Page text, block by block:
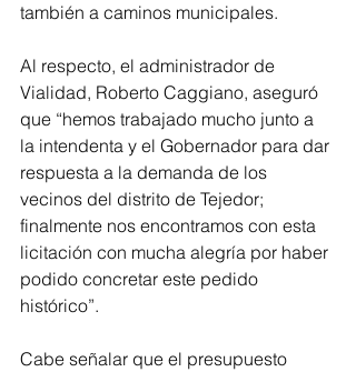
también a caminos municipales.
Al respecto, el administrador de
Vialidad, Roberto Caggiano, aseguró
que “hemos trabajado mucho junto a
la intendenta y el Gobernador para dar
respuesta a la demanda de los
vecinos del distrito de Tejedor;
finalmente nos encontramos con esta
licitación con mucha alegría por haber
podido concretar este pedido
histórico”.
Cabe señalar que el presupuesto